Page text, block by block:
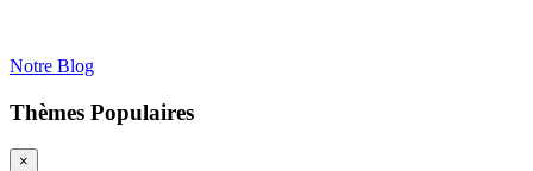
Notre Blog
Thèmes Populaires
×